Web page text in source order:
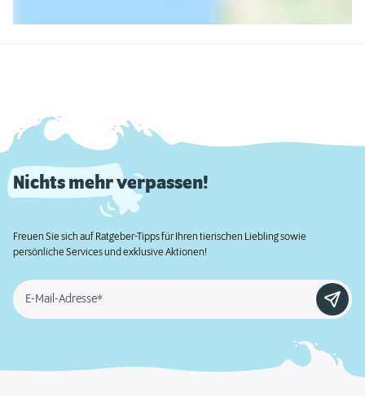
Nichts mehr verpassen!
Freuen Sie sich auf Ratgeber-Tipps für Ihren tierischen Liebling sowie
persönliche Services und exklusive Aktionen!
E-Mail-Adresse*